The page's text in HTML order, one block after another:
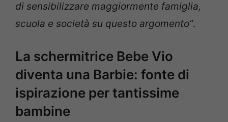
di sensibilizzare maggiormente famiglia,
scuola e società su questo argomento”.
La schermitrice Bebe Vio
diventa una Barbie: fonte di
ispirazione per tantissime
bambine